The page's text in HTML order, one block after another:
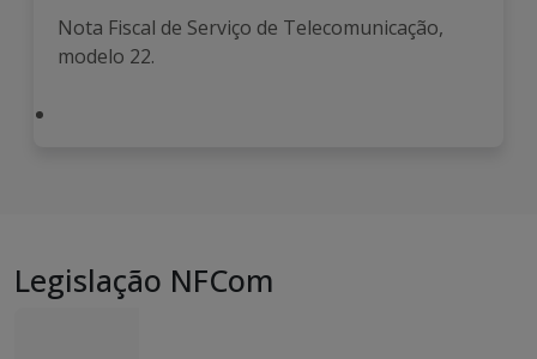
Nota Fiscal de Serviço de Telecomunicação,
modelo 22.
Legislação NFCom